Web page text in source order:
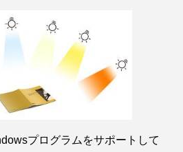
プログラムをサポートして